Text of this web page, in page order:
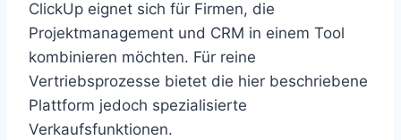
ClickUp eignet sich für Firmen, die
Projektmanagement und CRM in einem Tool
kombinieren möchten. Für reine
Vertriebsprozesse bietet die hier beschriebene
Plattform jedoch spezialisierte
Verkaufsfunktionen.